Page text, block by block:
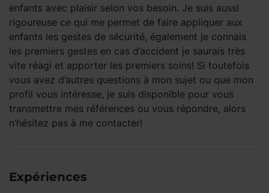
enfants avec plaisir selon vos besoin. Je suis aussi
rigoureuse ce qui me permet de faire appliquer aux
enfants les gestes de sécurité, également je connais
les premiers gestes en cas d’accident je saurais très
vite réagi et apporter les premiers soins! Si toutefois
vous avez d’autres questions à mon sujet ou que mon
profil vous intéresse, je suis disponible pour vous
transmettre mes références ou vous répondre, alors
n’hésitez pas à me contacter!
Expériences